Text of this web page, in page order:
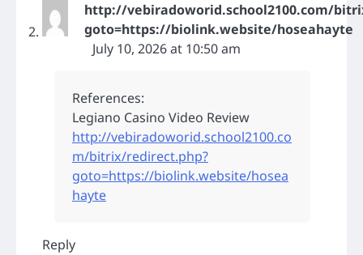
http://vebiradoworid.school2100.com/
goto=https://biolink.website/hoseahayte
July 10, 2026 at 10:50 am
References:
Legiano Casino Video Review
http://vebiradoworid.school2100.co
m/bitrix/redirect.php?
goto=https://biolink.website/hosea
hayte
Reply